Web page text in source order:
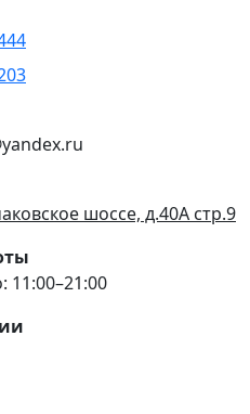
шоссе, д.40А стр.9
11:00–21:00